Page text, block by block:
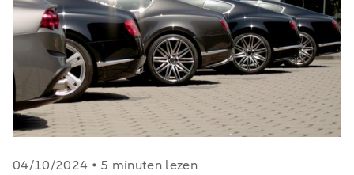
04/10/2024 • 5 minuten lezen